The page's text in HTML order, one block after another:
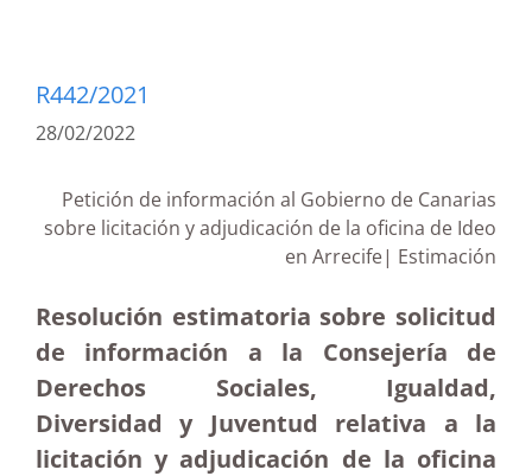
R442/2021
28/02/2022
Petición de información al Gobierno de Canarias
sobre licitación y adjudicación de la oficina de Ideo
en Arrecife| Estimación
Resolución estimatoria sobre solicitud
de información a la Consejería de
Derechos Sociales, Igualdad,
Diversidad y Juventud relativa a la
licitación y adjudicación de la oficina